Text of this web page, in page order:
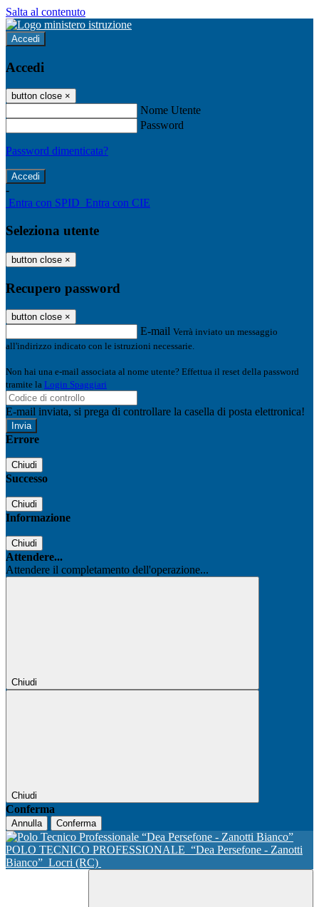
Salta al contenuto
Accedi
Accedi
button close ×
Nome Utente
Password
Password dimenticata?
-
Entra con SPID Entra con CIE
Seleziona utente
button close ×
Recupero password
button close ×
E-mail Verrà inviato un messaggio
all'indirizzo indicato con le istruzioni necessarie.
Non hai una e-mail associata al nome utente? Effettua il reset della password
tramite la Login Spaggiari
E-mail inviata, si prega di controllare la casella di posta elettronica!
Errore
Chiudi
Successo
Chiudi
Informazione
Chiudi
Attendere...
Attendere il completamento dell'operazione...
Chiudi
Chiudi
Conferma
Annulla Conferma
POLO TECNICO PROFESSIONALE “Dea Persefone - Zanotti
Bianco” Locri (RC)